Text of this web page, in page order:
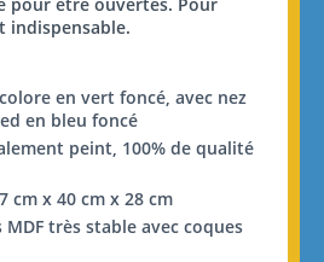
indispensable.
en vert foncé, avec nez
en bleu foncé
peint, 100% de qualité
cm x 40 cm x 28 cm
très stable avec coques